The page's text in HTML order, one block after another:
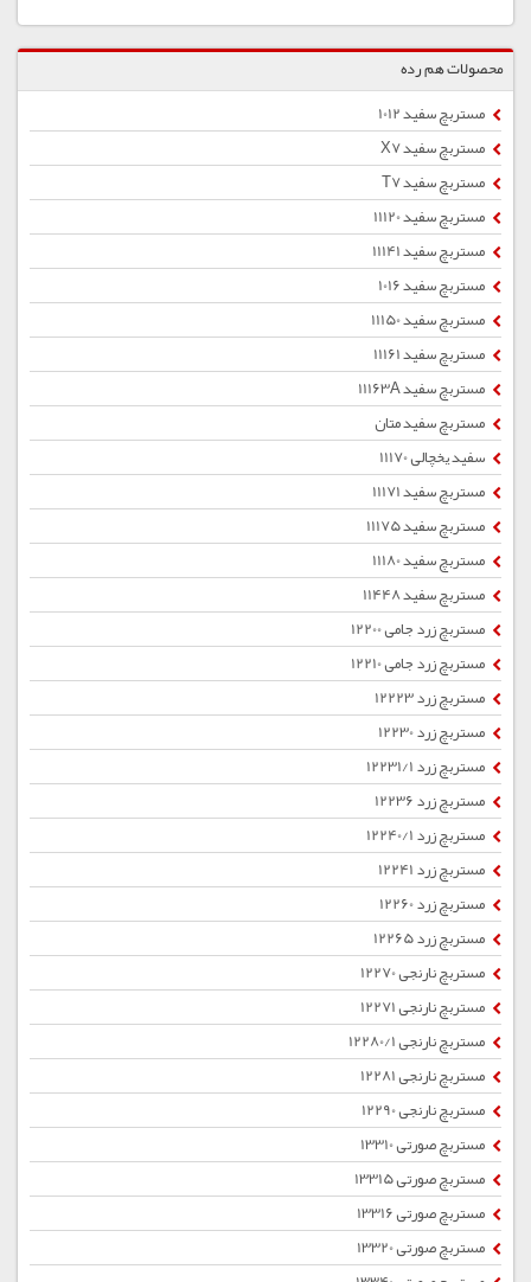
محصولات هم رده
مستربچ سفید 1012
مستربچ سفید X7
مستربچ سفید T7
مستربچ سفید 11120
مستربچ سفید 11141
مستربچ سفید 1016
مستربچ سفید 11150
مستربچ سفید 11161
مستربچ سفید 11163A
مستربچ سفید متان
سفید یخچالی 11170
مستربچ سفید 11171
مستربچ سفید 11175
مستربچ سفید 11180
مستربچ سفید 11448
مستربچ زرد جامی 12200
مستربچ زرد جامی 12210
مستربچ زرد 12223
مستربچ زرد 12230
مستربچ زرد 12231/1
مستربچ زرد 12236
مستربچ زرد 12240/1
مستربچ زرد 12241
مستربچ زرد 12260
مستربچ زرد 12265
مستربچ نارنجی 12270
مستربچ نارنجی 12271
مستربچ نارنجی 12280/1
مستربچ نارنجی 12281
مستربچ نارنجی 12290
مستربچ صورتی 13310
مستربچ صورتی 13315
مستربچ صورتی 13316
مستربچ صورتی 13320